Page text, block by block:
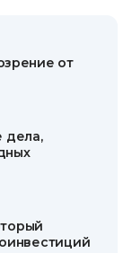
от
дела,